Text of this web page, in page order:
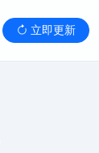
立即更新